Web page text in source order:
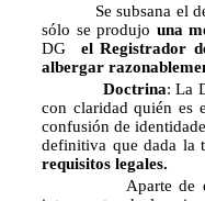
Se subsana el
sólo se produjo una
DG el Registrador
albergar
Doctrina: La
con claridad quién es
confusión de
definitiva que dada la
requisitos legales.
Aparte de ello y al